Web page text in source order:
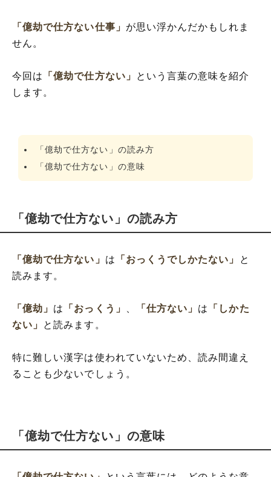
「億劫で仕方ない仕事」 が思い浮かんだかもしれま
せん。
今回は 「億劫で仕方ない」
という言葉の意味を紹介
します。
「億劫で仕方ない」の読み方
「億劫で仕方ない」の意味
「億劫で仕方ない」の読み方
「億劫で仕方ない」 は 「おっくうでしかたない」
と
読みます。
「億劫」 は 「おっくう」 「仕方ない」 は
「しかた
ない」
と読みます。
特に難しい漢字は使われていないため、読み間違え
ることも少ないでしょう。
「億劫で仕方ない」の意味